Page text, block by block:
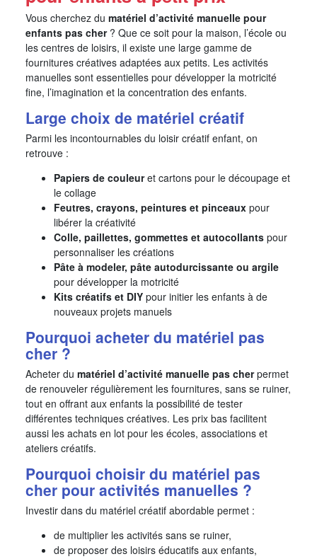
Vous cherchez du matériel d’activité manuelle pour
enfants pas cher? Que ce soit pour la maison, l’école ou
les centres de loisirs, il existe une large gamme de
fournitures créatives adaptées aux petits. Les activités
manuelles sont essentielles pour développer la motricité
fine, l’imagination et la concentration des enfants.
Large choix de matériel créatif
Parmi les incontournables du loisir créatif enfant, on
retrouve :
Papiers de couleuret cartons pour le découpage et
le collage
Feutres, crayons, peintures et pinceaux pour
libérer la créativité
Colle, paillettes, gommettes et autocollants pour
personnaliser les créations
Pâte à modeler, pâte autodurcissante ou argile
pour développer la motricité
Kits créatifs et DIY pour initier les enfants à de
nouveaux projets manuels
Pourquoi acheter du matériel pas
cher ?
Acheter du matériel d’activité manuelle pas cherpermet
de renouveler régulièrement les fournitures, sans se ruiner,
tout en offrant aux enfants la possibilité de tester
différentes techniques créatives. Les prix bas facilitent
aussi les achats en lot pour les écoles, associations et
ateliers créatifs.
Pourquoi choisir du matériel pas
cher pour activités manuelles ?
Investir dans du matériel créatif abordable permet :
de multiplier les activités sans se ruiner,
de proposer des loisirs éducatifs aux enfants,